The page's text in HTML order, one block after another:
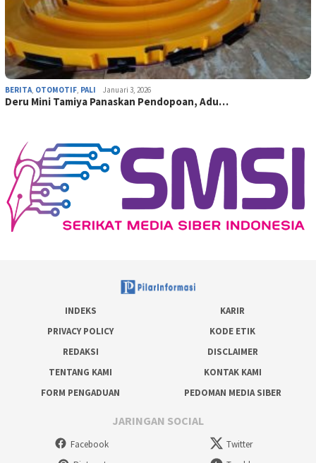
BERITA, OTOMOTIF, PALI Januari 3, 2026
Deru Mini Tamiya Panaskan Pendopoan, Adu…
INDEKS
KARIR
PRIVACY POLICY
KODE ETIK
REDAKSI
DISCLAIMER
TENTANG KAMI
KONTAK KAMI
FORM PENGADUAN
PEDOMAN MEDIA SIBER
JARINGAN SOCIAL
Facebook
Twitter